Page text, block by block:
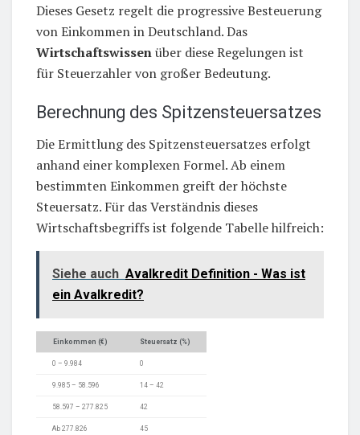
Dieses Gesetz regelt die progressive Besteuerung
von Einkommen in Deutschland. Das
Wirtschaftswissenüber diese Regelungen ist
für Steuerzahler von großer Bedeutung.
Berechnung des Spitzensteuersatzes
Die Ermittlung des Spitzensteuersatzes erfolgt
anhand einer komplexen Formel. Ab einem
bestimmten Einkommen greift der höchste
Steuersatz. Für das Verständnis dieses
Wirtschaftsbegriffs ist folgende Tabelle hilfreich:
Siehe auch Avalkredit Definition - Was ist
ein Avalkredit?
Einkommen (€) Steuersatz (%)
0 – 9.984 0
9.985 – 58.596 14 – 42
58.597 – 277.825 42
Ab 277.826 45